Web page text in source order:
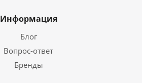
Информация
Блог
Вопрос-ответ
Бренды